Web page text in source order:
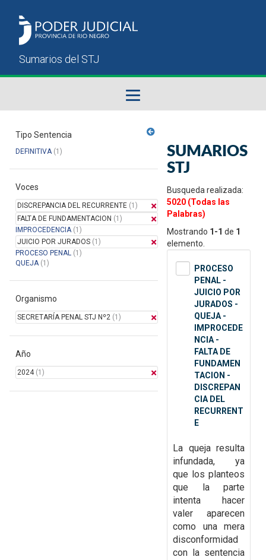
Sumarios del STJ
Manual del Usuario
Tipo Sentencia
DEFINITIVA(1)
Voces
DISCREPANCIA DEL RECURRENTE (1)
FALTA DE FUNDAMENTACION (1)
IMPROCEDENCIA(1)
JUICIO POR JURADOS (1)
PROCESO PENAL (1)
QUEJA(1)
Organismo
SECRETARÍA PENAL STJ Nº2 (1)
Año
2024(1)
SUMARIOS
STJ
Busqueda realizada:
5020 (Todas las
Palabras)
Mostrando 1-1 de 1
elemento.
PROCESO
PENAL -
JUICIO POR
JURADOS -
QUEJA -
IMPROCEDE
NCIA -
FALTA DE
FUNDAMEN
TACION -
DISCREPAN
CIA DEL
RECURRENT
E
La queja resulta
infundada, ya
que los planteos
que la parte
intenta hacer
valer aparecen
como una mera
disconformidad
con la sentencia